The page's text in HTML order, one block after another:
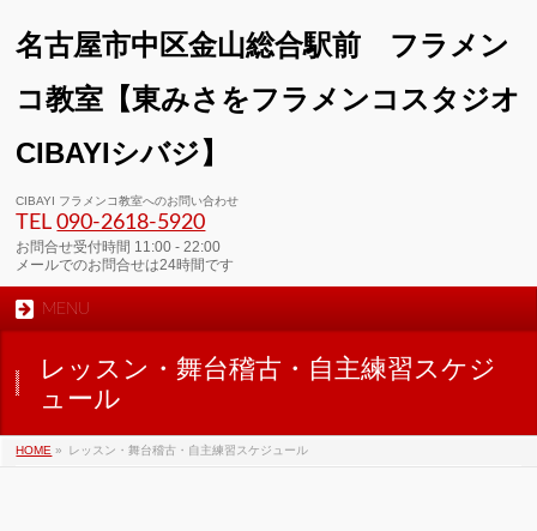
名古屋市中区金山総合駅前 フラメン
コ教室【東みさをフラメンコスタジオ
CIBAYIシバジ】
CIBAYI フラメンコ教室へのお問い合わせ
TEL090-2618‐5920
お問合せ受付時間 11:00 - 22:00
メールでのお問合せは24時間です
MENU
レッスン・舞台稽古・自主練習スケジ
ュール
HOME » レッスン・舞台稽古・自主練習スケジュール
01:00
02:00
03:00
04:00